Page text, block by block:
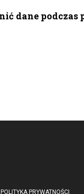
dane
POLITYKA PRYWATNOŚCI